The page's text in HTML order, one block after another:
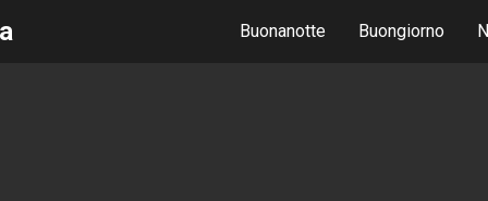
Buonanotte Buongiorno